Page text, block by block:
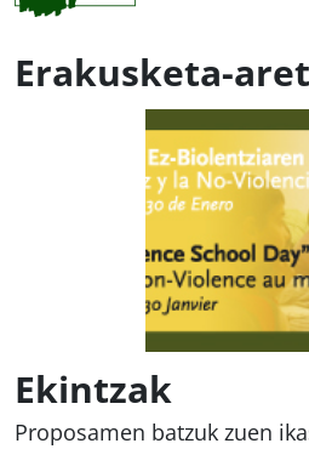
Erakusketa-
Ekintzak
Proposamen batzuk zuen